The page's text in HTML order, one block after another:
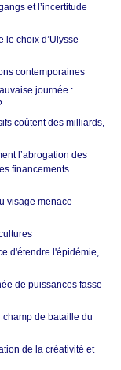
et l’incertitude
le choix d’Ulysse
contemporaines
journée :
coûtent des milliards,
l’abrogation des
financements
visage menace
d'étendre l'épidémie,
de puissances fasse
champ de bataille du
de la créativité et